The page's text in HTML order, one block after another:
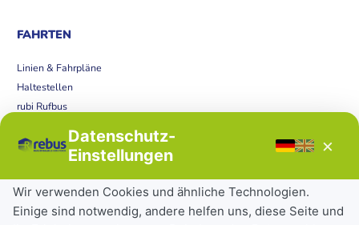
FAHRTEN
Linien & Fahrpläne
Haltestellen
rubi Rufbus
Störungen
Tickets & Tarife
Deutschlandticket
Datenschutz-
Einstellungen
×
Wir verwenden Cookies und ähnliche Technologien.
Einige sind notwendig, andere helfen uns, diese Seite und